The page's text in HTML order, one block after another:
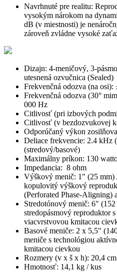
Navrhnuté pre realitu:
vysokým nárokom na
dB (v miestnosti) je
zároveň zvládne vysoké
Dizajn: 4-meničový, 3-
utesnená ozvučnica (Sealed)
Frekvenčná odozva (na
Frekvenčná odozva (30°
000 Hz
Citlivosť (pri izbových
Citlivosť (v bezdozvukovej
Odporúčaný výkon
Deliace frekvencie: 2.4 kHz
(stredový/basové)
Maximálny príkon: 130
Impedancia: 8 ohm
Výškový menič: 1" (25
kopulovitý výškový
(Perforated Phase-Aligning)
Stredotónový menič: 6"
stredopásmový reproduktor
viacvrstvovou kmitacou
Basové meniče: 2 x 5,5"
meniče s technológiou
kmitacou cievkou
Rozmery (v x š x h): 20,4
Hmotnosť: 14,1 kg / kus